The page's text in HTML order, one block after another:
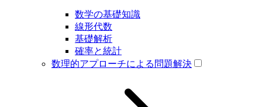
数学の基礎知識
線形代数
基礎解析
確率と統計
数理的アプローチによる問題解決